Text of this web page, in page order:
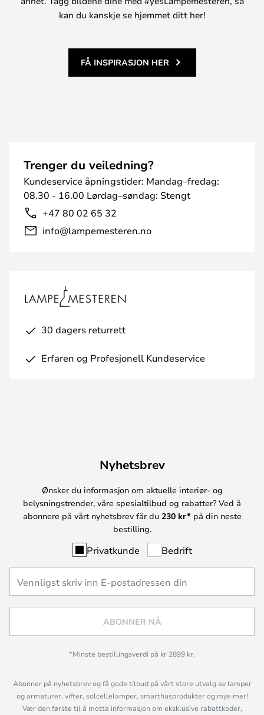
kan du kanskje se hjemmet ditt her!
FÅ INSPIRASJON HER
Trenger du veiledning?
Kundeservice åpningstider: Mandag–fredag:
08.30 - 16.00 Lørdag–søndag: Stengt
+47 80 02 65 32
info@lampemesteren.no
30 dagers returrett
Erfaren og Profesjonell Kundeservice
Nyhetsbrev
Ønsker du informasjon om aktuelle interiør- og
belysningstrender, våre spesialtilbud og rabatter? Ved å
abonnere på vårt nyhetsbrev får du 230 kr* på din neste
bestilling.
Privatkunde Bedrift
ABONNER NÅ
*Minste bestillingsverdi på kr 2899 kr.
Abonner på nyhetsbrev og få gode tilbud på vårt store utvalg av lamper
og armaturer, vifter, solcellelamper, smarthusprodukter og mye mer!
Vær den første til å motta informasjon om eksklusive rabattkoder,